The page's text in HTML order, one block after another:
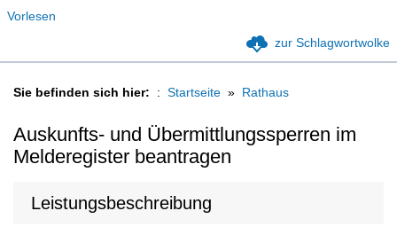
Vorlesen
zur Schlagwortwolke
Sie befinden sich hier: Startseite Rathaus
Auskunfts- und Übermittlungssperren im
Melderegister beantragen
Leistungsbeschreibung